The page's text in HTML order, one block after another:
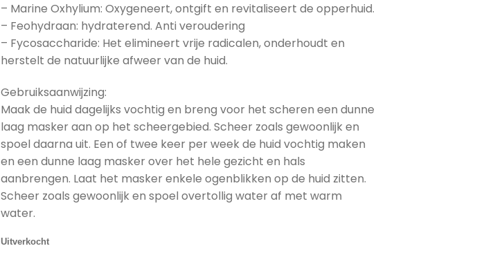
– Marine Oxhylium: Oxygeneert, ontgift en revitaliseert de opperhuid.
– Feohydraan: hydraterend. Anti veroudering
– Fycosaccharide: Het elimineert vrije radicalen, onderhoudt en
herstelt de natuurlijke afweer van de huid.
Gebruiksaanwijzing:
Maak de huid dagelijks vochtig en breng voor het scheren een dunne
laag masker aan op het scheergebied. Scheer zoals gewoonlijk en
spoel daarna uit. Een of twee keer per week de huid vochtig maken
en een dunne laag masker over het hele gezicht en hals
aanbrengen. Laat het masker enkele ogenblikken op de huid zitten.
Scheer zoals gewoonlijk en spoel overtollig water af met warm
water.
Uitverkocht